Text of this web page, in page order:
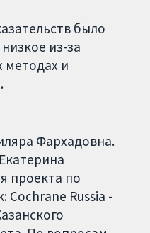
было
из-за
методах и
Фархадовна.
проекта по
Cochrane Russia -